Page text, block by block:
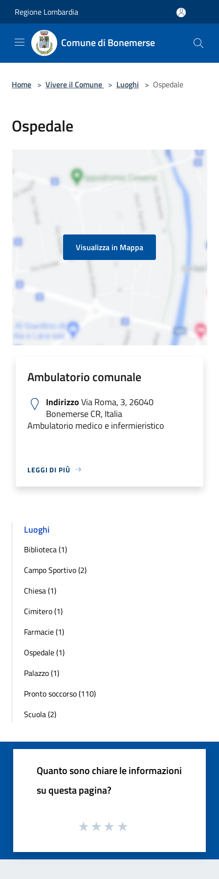
Regione Lombardia
Comune di Bonemerse
Home > Vivere il Comune > Luoghi > Ospedale
Ospedale
Visualizza in Mappa
Ambulatorio comunale
IndirizzoVia Roma, 3, 26040
Bonemerse CR, Italia
Ambulatorio medico e infermieristico
LEGGI DI PIÙ
Luoghi
Biblioteca (1)
Campo Sportivo (2)
Chiesa (1)
Cimitero (1)
Farmacie (1)
Ospedale (1)
Palazzo (1)
Pronto soccorso (110)
Scuola (2)
Quanto sono chiare le informazioni
su questa pagina?